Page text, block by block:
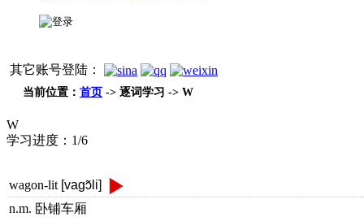
其它账号登陆：
当前位置： 首页 -> 逐词学习 -> W
W
学习进度： 1/6
wagon-lit [vagɔ̃li]
n.m. 卧铺车厢